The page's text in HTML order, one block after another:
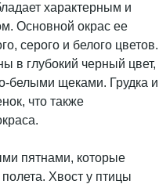
характерным и
Основной окрас ее
серого и белого цветов.
в глубокий черный цвет,
белыми щеками. Грудка и
что также
пятнами, которые
Хвост у птицы